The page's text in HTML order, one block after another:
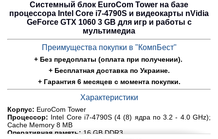
Системный блок EuroCom Tower на базе
процессора Intel Core i7-4790S и видеокарты nVidia
GeForce GTX 1060 3 GB для игр и работы с
мультимедиа
Преимущества покупки в "КомпБест"
+ Без предоплаты (оплата при получении).
+ Бесплатная доставка по Украине.
+ Гарантия 6 месяцев с момента покупки.
Характеристики
Корпус: EuroCom Tower
Процессор: Intel Core i7-4790S (4 (8) ядра по 3.2 - 4.0 GHz);
Cache Memory 8 MB
Оперативная память:16 GB DDR3